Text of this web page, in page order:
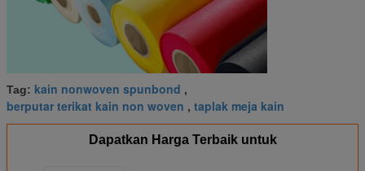
Tag: kain nonwoven spunbond ,
berputar terikat kain non woven , taplak meja kain
Dapatkan Harga Terbaik untuk